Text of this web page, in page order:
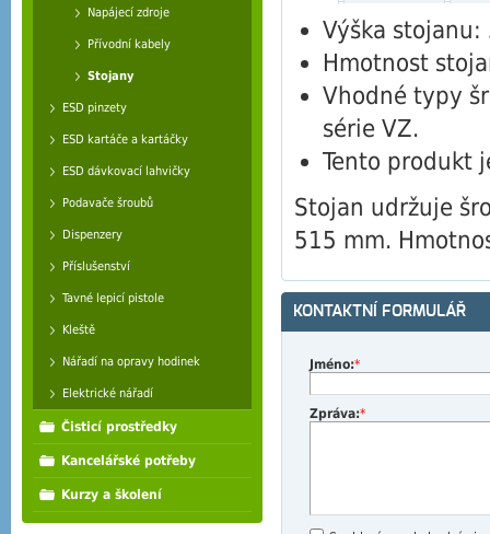
Výška stojanu:
Hmotnost
Vhodné typy
série VZ.
Tento produkt
Stojan udržuje
515 mm.
KONTAKTNÍ FORMULÁŘ
Jméno:*
Zpráva:*
Napájecí zdroje
Přívodní kabely
Stojany
ESD pinzety
ESD kartáče a kartáčky
ESD dávkovací lahvičky
Podavače šroubů
Dispenzery
Příslušenství
Tavné lepicí pistole
Kleště
Nářadí na opravy hodinek
Elektrické nářadí
Čisticí prostředky
Kancelářské potřeby
Kurzy a školení